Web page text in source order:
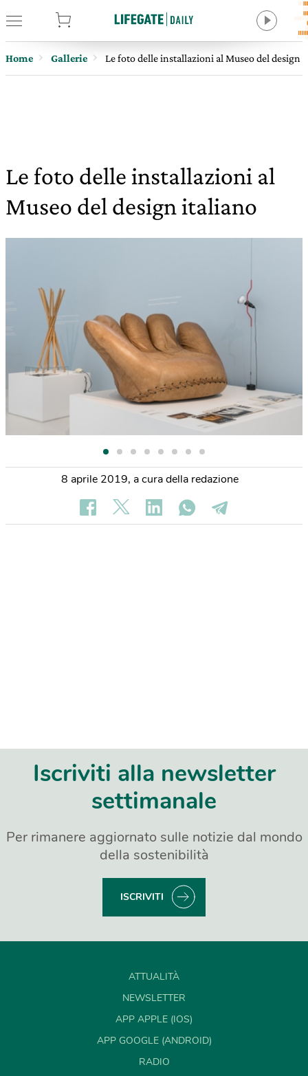
Home Gallerie Le foto delle installazioni al Museo del design
Le foto delle installazioni al
Museo del design italiano
8 aprile 2019, a cura della redazione
Iscriviti alla newsletter
settimanale
Per rimanere aggiornato sulle notizie dal mondo
della sostenibilità
ISCRIVITI
ATTUALITÀ
NEWSLETTER
APP APPLE (IOS)
APP GOOGLE (ANDROID)
RADIO